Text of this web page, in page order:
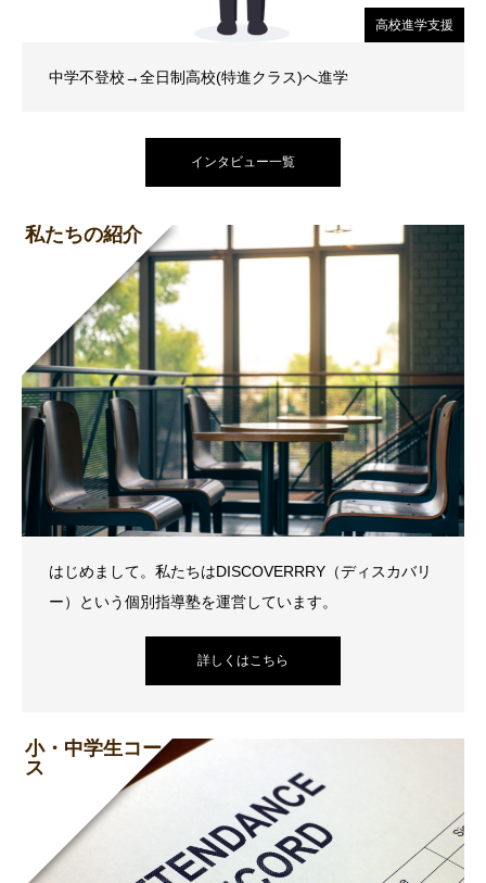
高校進学支援
中学不登校→全日制高校(特進クラス)へ進学
インタビュー一覧
私たちの紹介
はじめまして。私たちはDISCOVERRRY（ディスカバリ
ー）という個別指導塾を運営しています。
詳しくはこちら
小・中学生コー
ス